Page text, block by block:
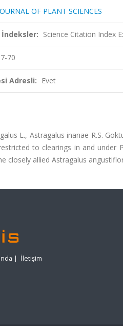
OF PLANT SCIENCES
İndeksler: Science Citation Index
70
Adresli: Evet
L., Astragalus inanae R.S.
to clearings in and under
closely allied Astragalus
| İletişim